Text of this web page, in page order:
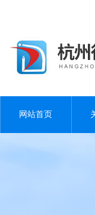
网站首页